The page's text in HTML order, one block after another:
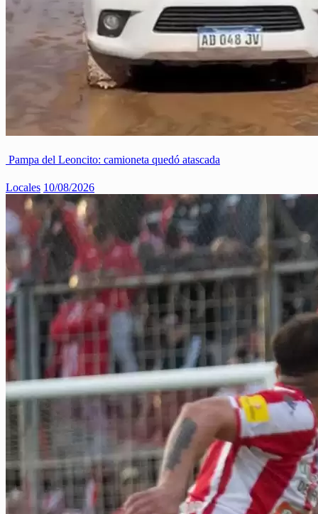
Pampa del Leoncito: camioneta quedó atascada
Locales 10/08/2026